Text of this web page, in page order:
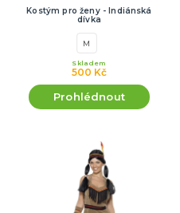
Kostým pro ženy - Indiánská
dívka
M
500 Kč
Skladem
Prohlédnout